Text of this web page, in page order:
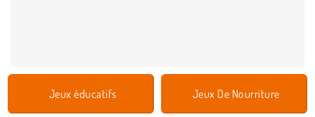
Jeux éducatifs Jeux De Nourriture